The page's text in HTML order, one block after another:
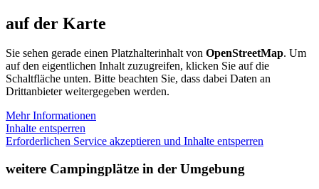
auf der Karte
Sie sehen gerade einen Platzhalterinhalt von OpenStreetMap. Um
auf den eigentlichen Inhalt zuzugreifen, klicken Sie auf die
Schaltfläche unten. Bitte beachten Sie, dass dabei Daten an
Drittanbieter weitergegeben werden.
Mehr Informationen
Inhalte entsperren
Erforderlichen Service akzeptieren und Inhalte entsperren
weitere Campingplätze in der Umgebung